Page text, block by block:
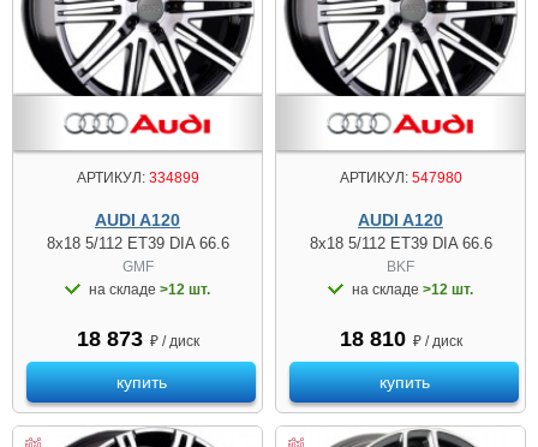
АРТИКУЛ:334899
AUDI A120
8x18 5/112 ET39 DIA 66.6
GMF
на складе >12 шт.
18 873 ₽ / диск
купить
АРТИКУЛ:547980
AUDI A120
8x18 5/112 ET39 DIA 66.6
BKF
на складе >12 шт.
18 810 ₽ / диск
купить